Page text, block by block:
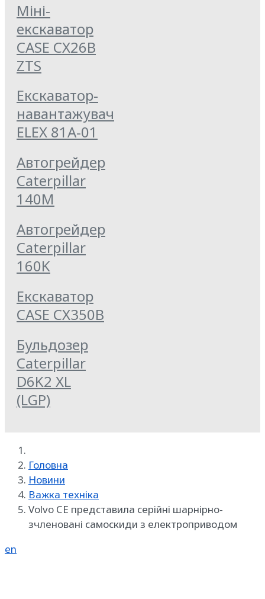
Міні-
екскаватор
CASE CX26B
ZTS
Екскаватор-
навантажувач
ELEX 81А-01
Автогрейдер
Caterpillar
140M
Автогрейдер
Caterpillar
160K
Екскаватор
CASE CX350B
Бульдозер
Caterpillar
D6K2 XL
(LGP)
Головна
Новини
Важка техніка
Volvo CE представила серійні шарнірно-
зчленовані самоскиди з електроприводом
en